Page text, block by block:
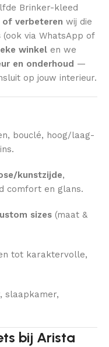
Brinker-kleed
of verbeteren wij die
(ook via WhatsApp of
winkel en we
en onderhoud —
op jouw interieur.
bouclé, hoog/laag-
kunstzijde,
comfort en glans.
sizes (maat &
tot karaktervolle,
slaapkamer,
bij Arista